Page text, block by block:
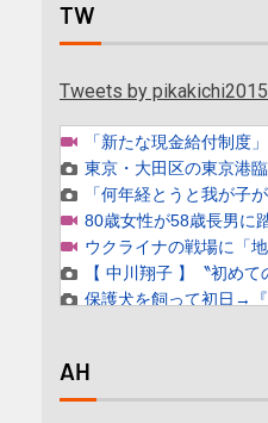
TW
Tweets by pikakichi2015
AH